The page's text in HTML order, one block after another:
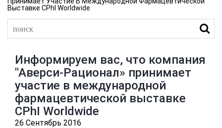
Выставке CPhI Worldwide
Информируем вас, что компания
"Аверси-Рационал» принимает
участие в международной
фармацевтической выставке
CPhI Worldwide
26 Сентябрь 2016